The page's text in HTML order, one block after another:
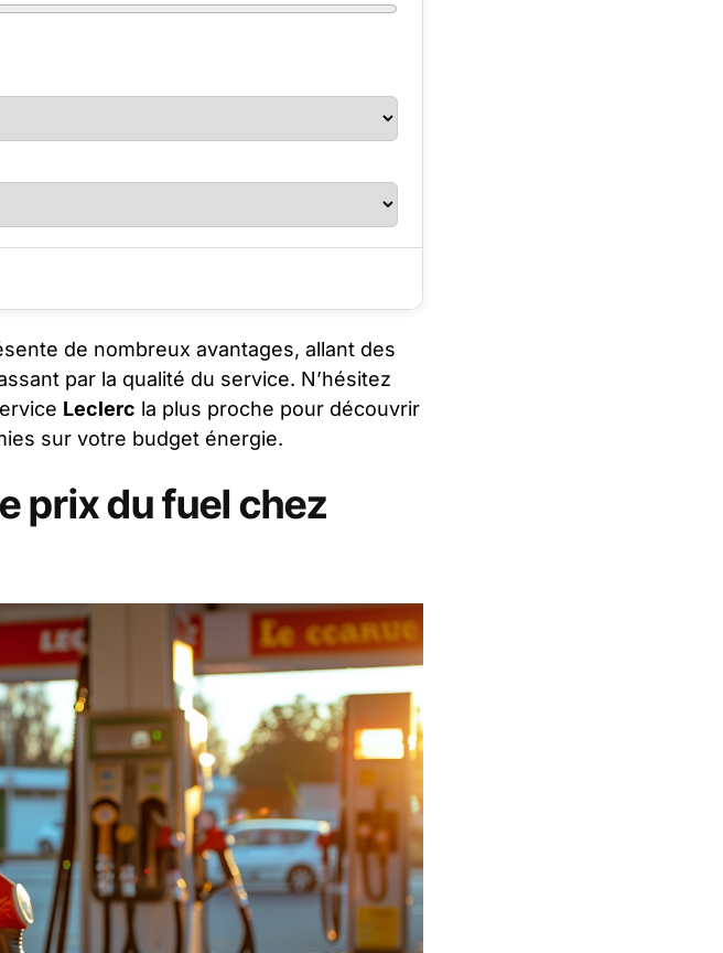
de nombreux avantages, allant des
par la qualité du service. N’hésitez
Leclerc la plus proche pour découvrir
sur votre budget énergie.
prix du fuel chez